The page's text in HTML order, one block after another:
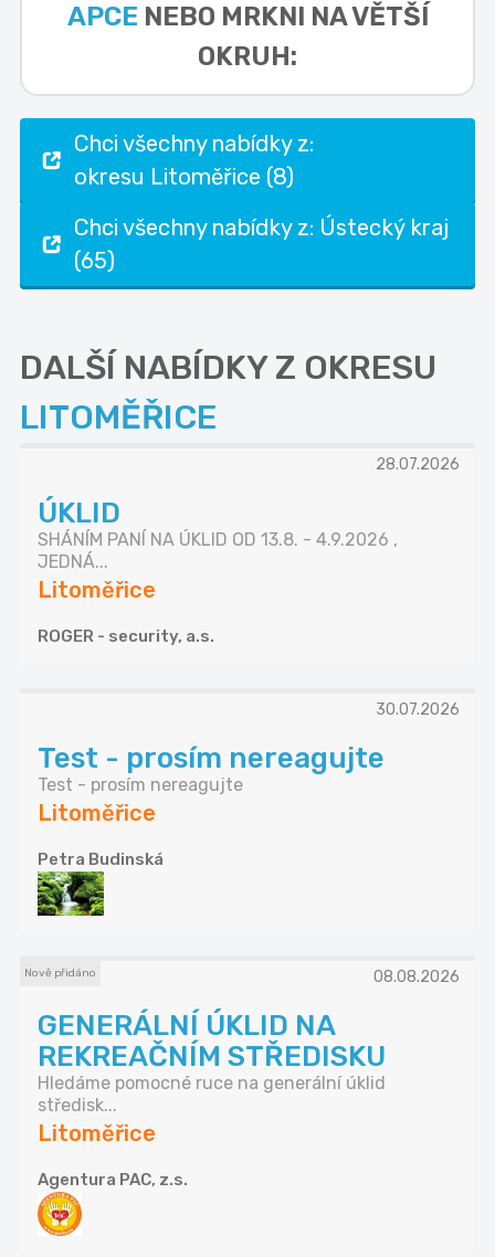
APCE NEBO MRKNI NA VĚTŠÍ
OKRUH:
Chci všechny nabídky z:
okresu Litoměřice (8)
Chci všechny nabídky z: Ústecký kraj
(65)
DALŠÍ NABÍDKY Z OKRESU
LITOMĚŘICE
28.07.2026
ÚKLID
SHÁNÍM PANÍ NA ÚKLID OD 13.8. - 4.9.2026 ,
JEDNÁ...
Litoměřice
ROGER - security, a.s.
30.07.2026
Test - prosím nereagujte
Test - prosím nereagujte
Litoměřice
Petra Budinská
Nově přidáno 08.08.2026
GENERÁLNÍ ÚKLID NA
REKREAČNÍM STŘEDISKU
Hledáme pomocné ruce na generální úklid
středisk...
Litoměřice
Agentura PAC, z.s.